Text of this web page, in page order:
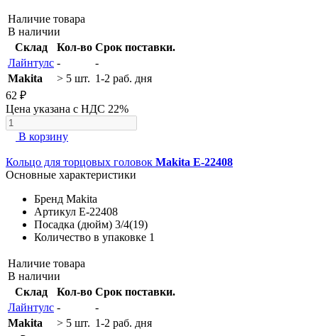
Наличие товара
В наличии
Склад
Кол-во Срок поставки.
Лайнтулс -
-
Makita
> 5 шт. 1-2 раб. дня
62 ₽
Цена указана с НДС 22%
В корзину
Кольцо для торцовых головок Makita E-22408
Основные характеристики
Бренд Makita
Артикул E-22408
Посадка (дюйм) 3/4(19)
Количество в упаковке 1
Наличие товара
В наличии
Склад
Кол-во Срок поставки.
Лайнтулс -
-
Makita
> 5 шт. 1-2 раб. дня